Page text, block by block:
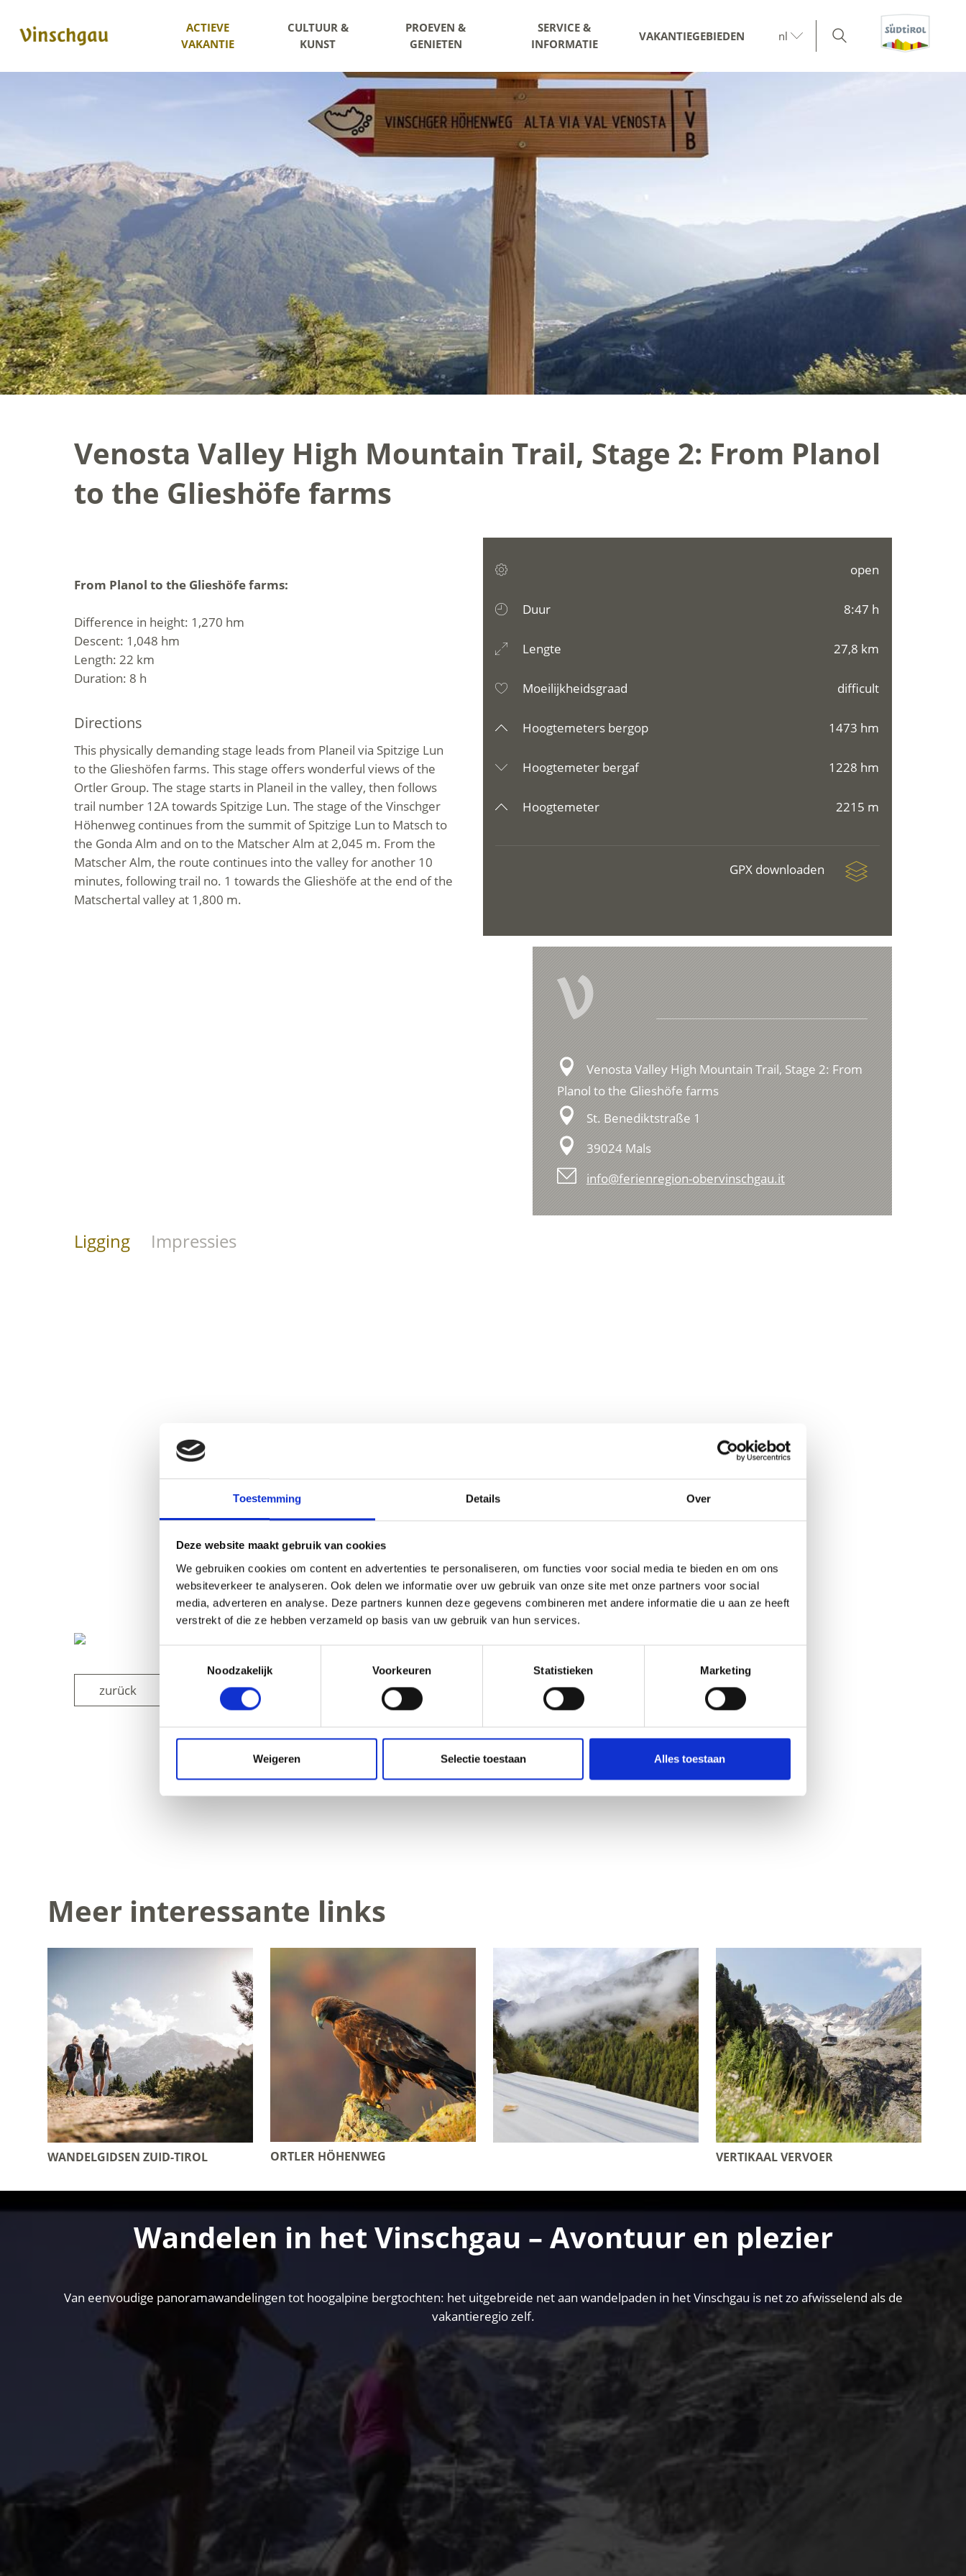
Toestemming Details Over
Deze website maakt gebruik van cookies
We gebruiken cookies om content en advertenties te personaliseren, om functies voor social media te bieden en om ons
websiteverkeer te analyseren. Ook delen we informatie over uw gebruik van onze site met onze partners voor social
media, adverteren en analyse. Deze partners kunnen deze gegevens combineren met andere informatie die u aan ze heeft
verstrekt of die ze hebben verzameld op basis van uw gebruik van hun services.
Noodzakelijk
Voorkeuren Statistieken Marketing
Weigeren Selectie toestaan Alles toestaan
ACTIEVE
VAKANTIE
CULTUUR &
KUNST
PROEVEN &
GENIETEN
SERVICE &
INFORMATIE
VAKANTIEGEBIEDEN nl
Venosta Valley High Mountain Trail, Stage 2: From Planol
to the Glieshöfe farms
From Planol to the Glieshöfe farms:
Difference in height: 1,270 hm
Descent: 1,048 hm
Length: 22 km
Duration: 8 h
Directions
This physically demanding stage leads from Planeil via Spitzige Lun
to the Glieshöfen farms. This stage offers wonderful views of the
Ortler Group. The stage starts in Planeil in the valley, then follows
trail number 12A towards Spitzige Lun. The stage of the Vinschger
Höhenweg continues from the summit of Spitzige Lun to Matsch to
the Gonda Alm and on to the Matscher Alm at 2,045 m. From the
Matscher Alm, the route continues into the valley for another 10
minutes, following trail no. 1 towards the Glieshöfe at the end of the
Matschertal valley at 1,800 m.
open
Duur 8:47 h
Lengte 27,8 km
Moeilijkheidsgraad difficult
Hoogtemeters bergop 1473 hm
Hoogtemeter bergaf 1228 hm
Hoogtemeter 2215 m
GPX downloaden
V
Venosta Valley High Mountain Trail, Stage 2: From
Planol to the Glieshöfe farms
St. Benediktstraße 1
39024 Mals
info@ferienregion-obervinschgau.it
Ligging Impressies
zurück
WAS DE INHOUD NUTTIG VOOR U?
Meer interessante links
WANDELGIDSEN ZUID-TIROL ORTLER HÖHENWEG VERTIKAAL VERVOER
Wandelen in het Vinschgau – Avontuur en plezier
Van eenvoudige panoramawandelingen tot hoogalpine bergtochten: het uitgebreide net aan wandelpaden in het Vinschgau is net zo afwisselend als de
vakantieregio zelf.